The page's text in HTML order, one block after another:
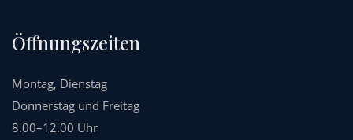
Öffnungszeiten
Montag, Dienstag
Donnerstag und Freitag
8.00–12.00 Uhr